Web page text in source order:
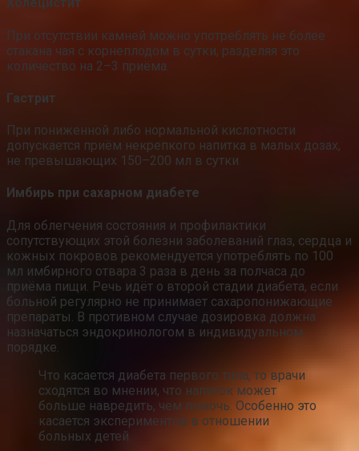
При отсутствии камней можно употреблять не более
стакана чая с корнеплодом в сутки, разделяя это
количество на 2–3 приёма.
Гастрит
При пониженной либо нормальной кислотности
допускается приём некрепкого напитка в малых дозах,
не превышающих 150–200 мл в сутки.
Имбирь при сахарном диабете
Для облегчения состояния и профилактики
сопутствующих этой болезни заболеваний глаз, сердца и
кожных покровов рекомендуется употреблять по 100
мл имбирного отвара 3 раза в день за полчаса до
приёма пищи. Речь идёт о второй стадии диабета, если
больной регулярно не принимает сахаропонижающие
препараты. В противном случае дозировка должна
назначаться эндокринологом в индивидуальном
порядке.
Что касается диабета первого типа, то врачи
сходятся во мнении, что напиток может
больше навредить, чем помочь. Особенно это
касается экспериментов в отношении
больных детей.